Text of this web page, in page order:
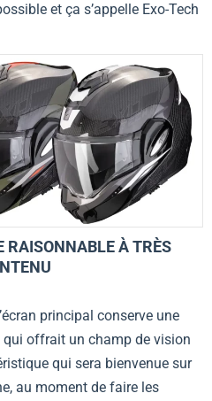
et ça s’appelle Exo-Tech
RAISONNABLE À TRÈS
principal conserve une
qui offrait un champ de vision
qui sera bienvenue sur
au moment de faire les